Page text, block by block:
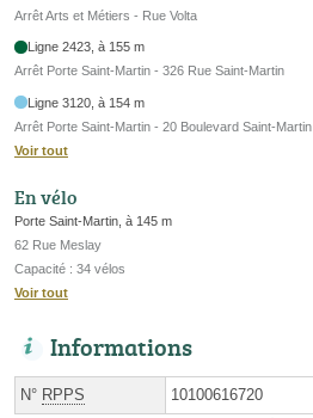
Arrêt Arts et Métiers - Rue Volta
Ligne 2423, à 155 m
Arrêt Porte Saint-Martin - 326 Rue Saint-Martin
Ligne 3120, à 154 m
Arrêt Porte Saint-Martin - 20 Boulevard Saint-Martin
Voir tout
En vélo
Porte Saint-Martin, à 145 m
62 Rue Meslay
Capacité : 34 vélos
Voir tout
Informations
N° RPPS 10100616720